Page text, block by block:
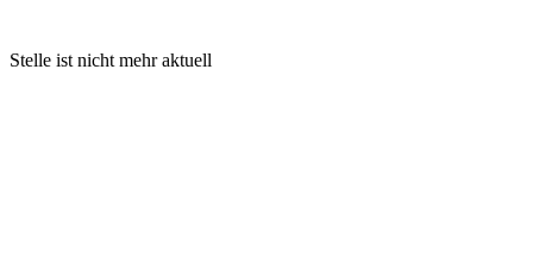
Stelle ist nicht mehr aktuell